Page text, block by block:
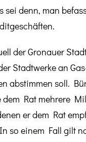
sei denn, man
der Gronauer
Stadtwerke an
abstimmen soll.
dem Rat mehrere
er dem Rat
so einem Fall gilt